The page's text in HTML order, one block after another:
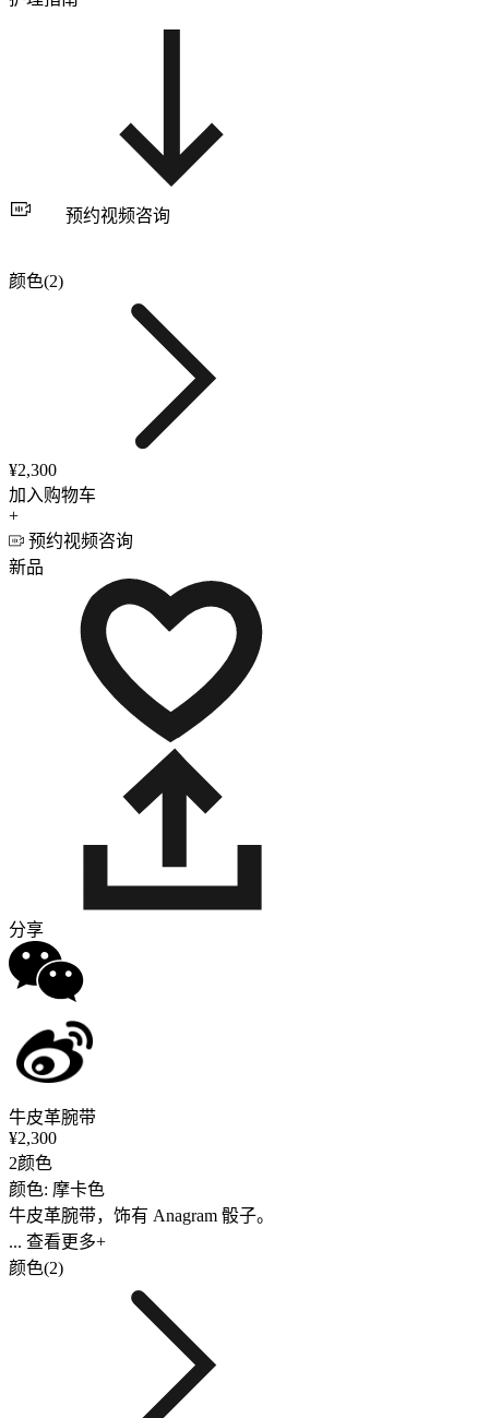
预约视频咨询
颜色(2)
¥2,300
加入购物车
+
预约视频咨询
新品
分享
牛皮革腕带
¥2,300
2颜色
颜色: 摩卡色
牛皮革腕带，饰有 Anagram 骰子。
... 查看更多+
颜色(2)